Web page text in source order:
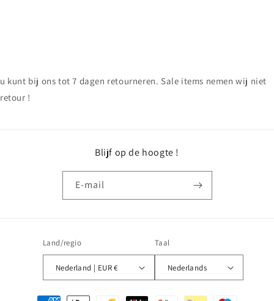
u kunt bij ons tot 7 dagen retourneren. Sale items nemen wij niet
retour !
Blijf op de hoogte !
E‑mail
Land/regio
Nederland | EUR €
Taal
Nederlands
Betaalmethoden